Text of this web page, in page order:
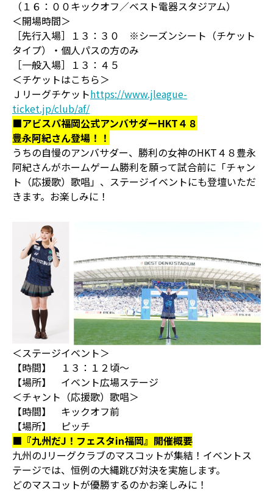
（１６：００キックオフ／ベスト電器スタジアム）
＜開場時間＞
［先行入場］１３：３０ ※シーズンシート（チケット
タイプ）・個人パスの方のみ
［一般入場］１３：４５
＜チケットはこちら＞
Ｊリーグチケットhttps://www.jleague-
ticket.jp/club/af/
■アビスパ福岡公式アンバサダーHKT４８
豊永阿紀さん登場！！
うちの自慢のアンバサダー、勝利の女神のHKT４８豊永
阿紀さんがホームゲーム勝利を願って試合前に「チャン
ト（応援歌）歌唱」、ステージイベントにも登壇いただ
きます。お楽しみに！
＜ステージイベント＞
【時間】 １３：１２頃～
【場所】 イベント広場ステージ
＜チャント（応援歌）歌唱＞
【時間】 キックオフ前
【場所】 ピッチ
■『九州だJ！フェスタin福岡』開催概要
九州のJリーグクラブのマスコットが集結！イベントス
テージでは、恒例の大縄跳び対決を実施します。
どのマスコットが優勝するのかお楽しみに！